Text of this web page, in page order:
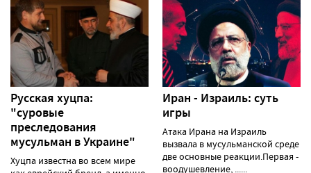
Русская хуцпа:
"суровые
преследования
мусульман в Украине"
Хуцпа известна во всем мире
Иран - Израиль: суть
игры
Атака Ирана на Израиль
вызвала в мусульманской среде
две основные реакции.Первая -
воодушевление, ......